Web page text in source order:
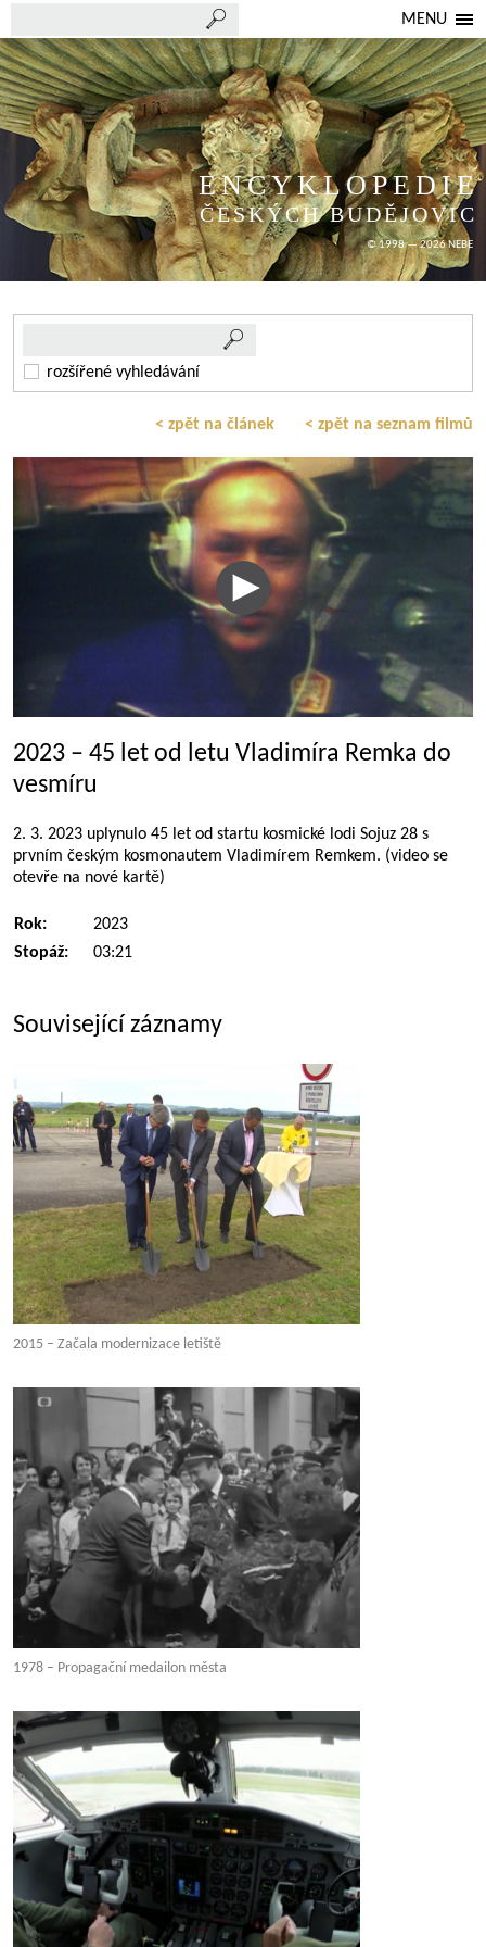
MENU
ENCYKLOPEDIE
ČESKÝCH BUDĚJOVIC
© 1998 — 2026 NEBE
rozšířené vyhledávání
< zpět na článek < zpět na seznam filmů
2023 – 45 let od letu Vladimíra Remka do
vesmíru
2. 3. 2023 uplynulo 45 let od startu kosmické lodi Sojuz 28 s
prvním českým kosmonautem Vladimírem Remkem. (video se
otevře na nové kartě)
Rok:
2023
Stopáž:
03:21
Související záznamy
2015 – Začala modernizace letiště
1978 – Propagační medailon města